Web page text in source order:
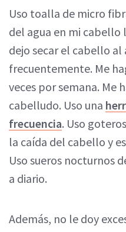
Uso toalla de micro
del agua en mi cabello
dejo secar el cabello
frecuentemente. Me
veces por semana. Me
cabelludo. Uso una
frecuencia. Uso
la caída del cabello y
Uso sueros nocturnos
a diario.
Además, no le doy